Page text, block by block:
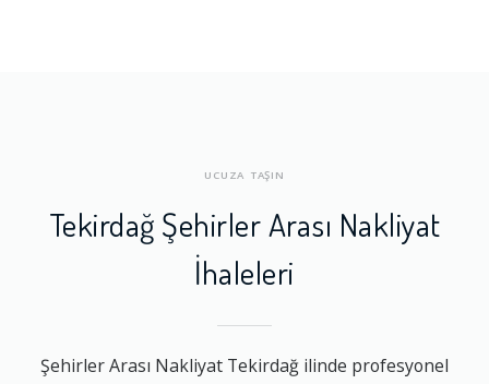
UCUZA TAŞIN
Tekirdağ Şehirler Arası Nakliyat
İhaleleri
Şehirler Arası Nakliyat Tekirdağ ilinde profesyonel